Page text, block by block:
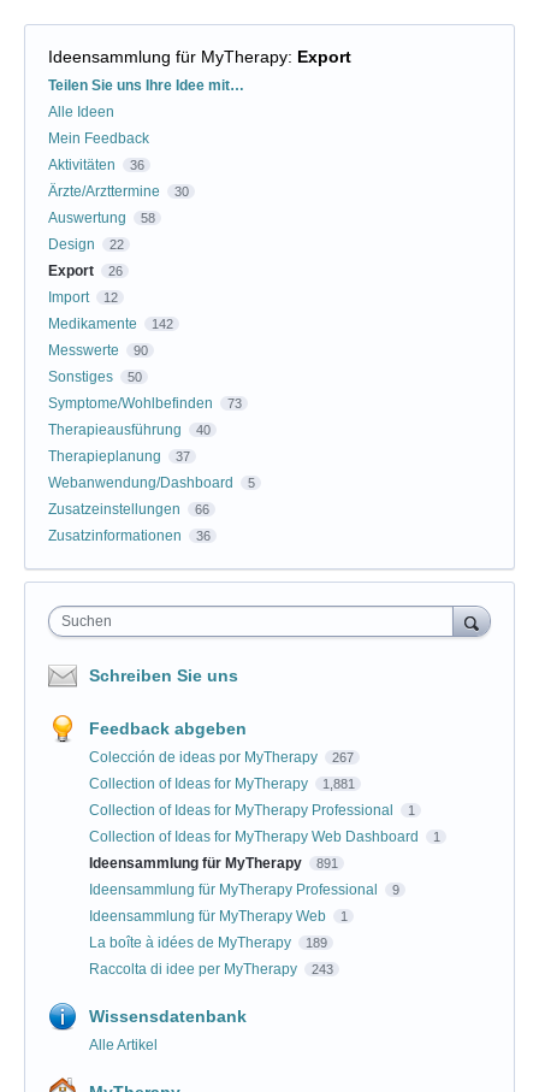
Ideensammlung für MyTherapy: Export
Kategorien
Teilen Sie uns Ihre Idee mit…
Alle Ideen
Mein Feedback
Aktivitäten
36
Ärzte/Arzttermine 30
Auswertung 58
Design 22
Export 26
Import 12
Medikamente 142
Messwerte 90
Sonstiges 50
Symptome/Wohlbefinden 73
Therapieausführung 40
Therapieplanung 37
Webanwendung/Dashboard 5
Zusatzeinstellungen 66
Zusatzinformationen 36
Suchen
Schreiben Sie uns
Feedback abgeben
Colección de ideas por MyTherapy 267
Collection of Ideas for MyTherapy 1,881
Collection of Ideas for MyTherapy Professional 1
Collection of Ideas for MyTherapy Web Dashboard 1
Ideensammlung für MyTherapy 891
Ideensammlung für MyTherapy Professional 9
Ideensammlung für MyTherapy Web 1
La boîte à idées de MyTherapy 189
Raccolta di idee per MyTherapy 243
Wissensdatenbank
Alle Artikel